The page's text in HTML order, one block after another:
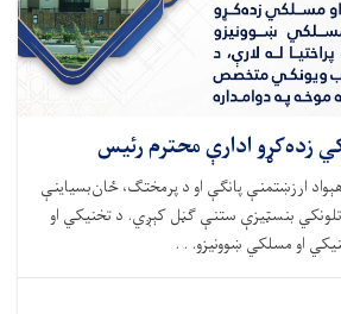
زده‌کړو ادارې محترم رئیس
ارزښتمنې پانګې او د پرمختګ، ځان‌بسیاینې
بنسټیزې ستنې ګڼل کېږي. د تخنیکي او
او مسلکي ښوونیزو. . .